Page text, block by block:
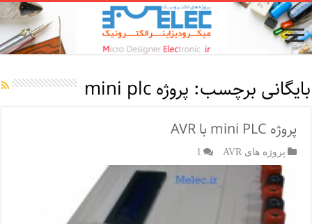
بایگانی برچسب: پروژه mini plc
پروژه mini PLC با AVR
پروژه های AVR 1